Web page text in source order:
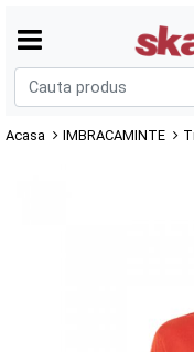
Acasa IMBRACAMINTE